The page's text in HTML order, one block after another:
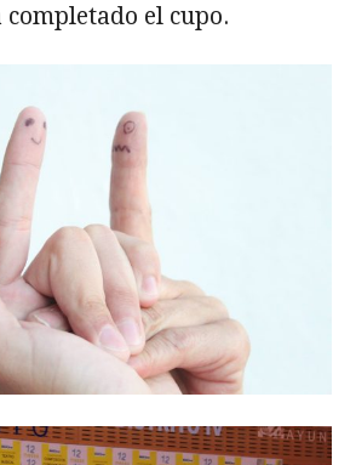
completado el cupo.